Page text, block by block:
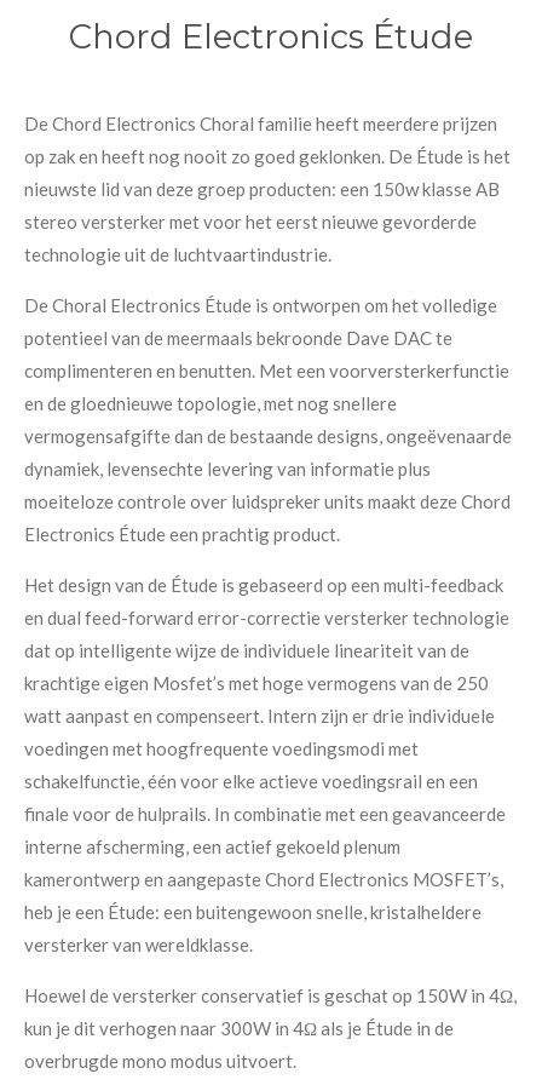
Chord Electronics Étude
De Chord Electronics Choral familie heeft meerdere prijzen
op zak en heeft nog nooit zo goed geklonken. De Étude is het
nieuwste lid van deze groep producten: een 150w klasse AB
stereo versterker met voor het eerst nieuwe gevorderde
technologie uit de luchtvaartindustrie.
De Choral Electronics Étude is ontworpen om het volledige
potentieel van de meermaals bekroonde Dave DAC te
complimenteren en benutten. Met een voorversterkerfunctie
en de gloednieuwe topologie, met nog snellere
vermogensafgifte dan de bestaande designs, ongeëvenaarde
dynamiek, levensechte levering van informatie plus
moeiteloze controle over luidspreker units maakt deze Chord
Electronics Étude een prachtig product.
Het design van de Étude is gebaseerd op een multi-feedback
en dual feed-forward error-correctie versterker technologie
dat op intelligente wijze de individuele lineariteit van de
krachtige eigen Mosfet’s met hoge vermogens van de 250
watt aanpast en compenseert. Intern zijn er drie individuele
voedingen met hoogfrequente voedingsmodi met
schakelfunctie, één voor elke actieve voedingsrail en een
finale voor de hulprails. In combinatie met een geavanceerde
interne afscherming, een actief gekoeld plenum
kamerontwerp en aangepaste Chord Electronics MOSFET’s,
heb je een Étude: een buitengewoon snelle, kristalheldere
versterker van wereldklasse.
Hoewel de versterker conservatief is geschat op 150W in 4Ω,
kun je dit verhogen naar 300W in 4Ω als je Étude in de
overbrugde mono modus uitvoert.